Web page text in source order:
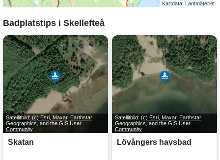
Kartdata: Lantmäteriet
Badplatstips i Skellefteå
Satellitbild: (c) Esri, Maxar, Earthstar
Geographics, and the GIS User
Community
Skatan
Satellitbild: (c) Esri, Maxar, Earthstar
Geographics, and the GIS User
Community
Lövångers havsbad